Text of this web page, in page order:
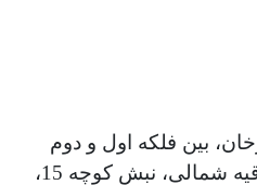
بین فلکه اول و دوم
صادقیه، بلوار شهدای صادقیه شمالی، نبش کوچه 15،